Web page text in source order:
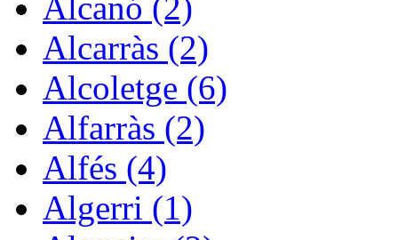
Alcanó (2)
Alcarràs (2)
Alcoletge (6)
Alfarràs (2)
Alfés (4)
Algerri (1)